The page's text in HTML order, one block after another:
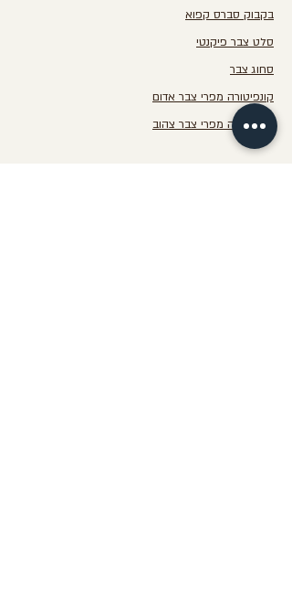
בקבוק סברס קפוא
סלט צבר פיקנטי
סחוג צבר
קונפיטורה מפרי צבר אדום
קונפיטורה מפרי צבר צהוב